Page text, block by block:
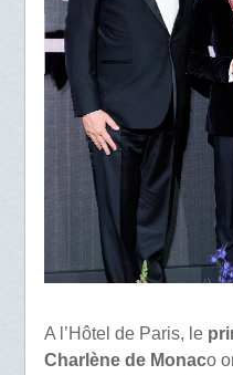
A l’Hôtel de Paris, le
Charlène de Monaco